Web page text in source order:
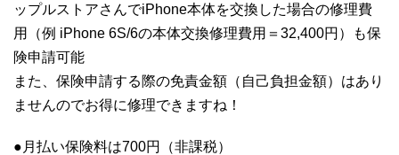
ップルストアさんでiPhone本体を交換した場合の修理費
用（例 iPhone 6S/6の本体交換修理費用＝32,400円）も保
険申請可能
また、保険申請する際の免責金額（自己負担金額）はあり
ませんのでお得に修理できますね！
●月払い保険料は700円（非課税）